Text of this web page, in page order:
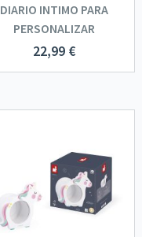
DIARIO INTIMO PARA
PERSONALIZAR
22,99 €